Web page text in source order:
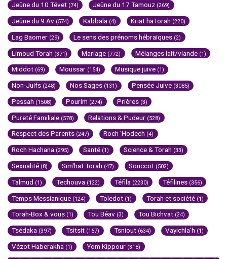
Jeûne du 10 Tévet (74) Jeûne du 17 Tamouz (269)
Jeûne du 9 Av (574) Kabbala (4) Kriat haTorah (220)
Lag Baomer (29) Le sens des prénoms hébraïques (2)
Limoud Torah (371) Mariage (772) Mélanges lait/viande (1)
Middot (69) Moussar (154) Musique juive (1)
Non-Juifs (248) Nos Sages (131) Pensée Juive (3085)
Pessah (1508) Pourim (274) Prières (3)
Pureté Familiale (578) Relations & Pudeur (528)
Respect des Parents (247) Roch 'Hodech (4)
Roch Hachana (295) Santé (1) Science & Torah (33)
Sexualité (8) Sim'hat Torah (47) Souccot (502)
Talmud (1) Techouva (122) Téfila (2230) Téfilines (356)
Temps Messianique (124) Toledot (1) Torah et société (1)
Torah-Box & vous (1) Tou Béav (3) Tou Bichvat (24)
Tsédaka (397) Tsitsit (167) Tsniout (634) Vayichla'h (1)
Vézot Haberakha (1) Yom Kippour (318)